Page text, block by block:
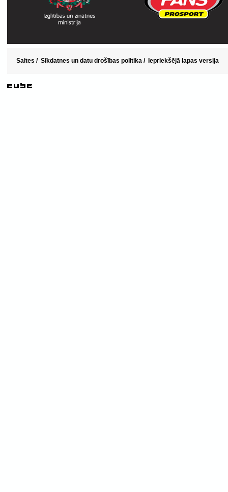
Saites / Sīkdatnes un datu drošības politika / Iepriekšējā lapas versija